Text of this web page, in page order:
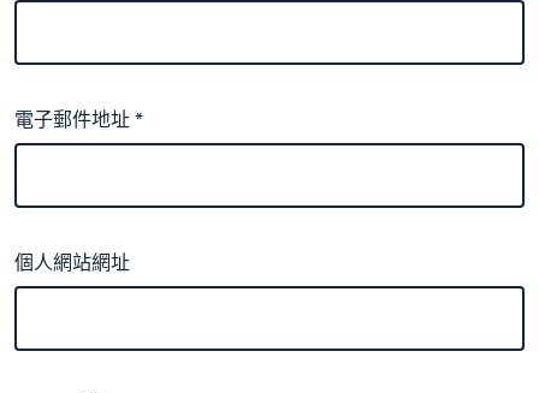
電子郵件地址*
個人網站網址